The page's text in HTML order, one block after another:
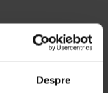
Despre